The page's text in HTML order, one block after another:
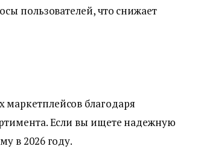
пользователей, что снижает
благодаря
Если вы ищете надежную
в 2026 году.